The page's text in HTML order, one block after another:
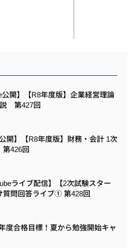
公開】【R8年度版】企業経営理論
説 第427回
公開】【R8年度版】財務・会計 1次
426回
ライブ配信】【2次試験スター
質問回答ライブ① 第428回
度合格目標！夏から勉強開始キャ